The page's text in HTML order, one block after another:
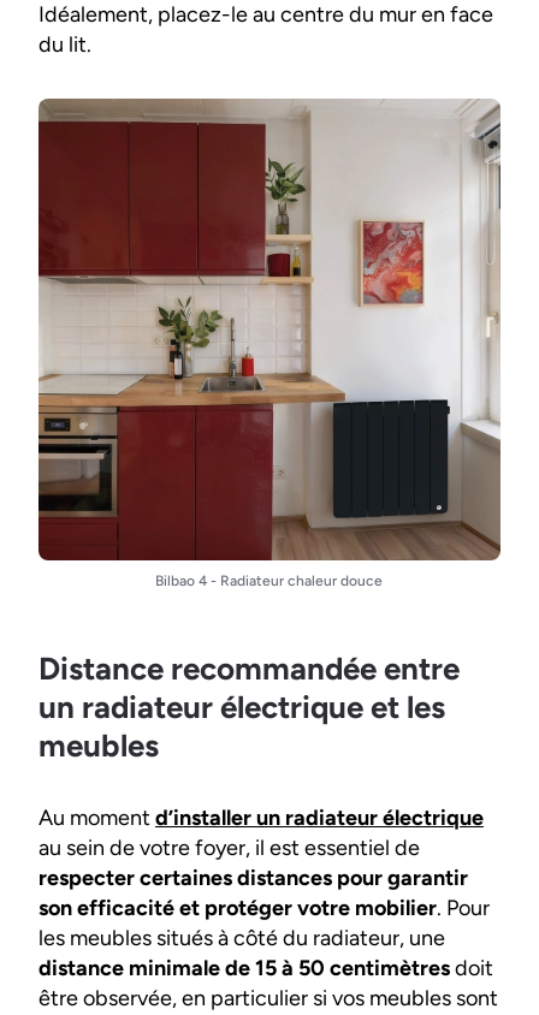
Idéalement, placez-le au centre du mur en face
du lit.
Bilbao 4 - Radiateur chaleur douce
Distance recommandée entre
un radiateur électrique et les
meubles
Au moment d’installer un radiateur électrique
au sein de votre foyer, il est essentiel de
respecter certaines distances pour garantir
son efficacité et protéger votre mobilier. Pour
les meubles situés à côté du radiateur, une
distance minimale de 15 à 50 centimètresdoit
être observée, en particulier si vos meubles sont